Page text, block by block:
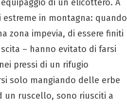
di un elicottero. A
estreme in montagna: quando
zona impevia, di essere finiti
– hanno evitato di farsi
pressi di un rifugio
solo mangiando delle erbe
un ruscello, sono riusciti a